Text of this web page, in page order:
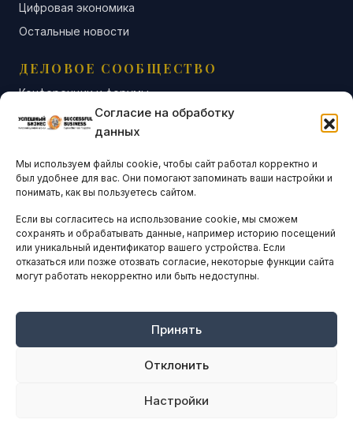
Согласие на обработку
данных
Мы используем файлы cookie, чтобы сайт работал корректно и
был удобнее для вас. Они помогают запоминать ваши настройки и
понимать, как вы пользуетесь сайтом.
Если вы согласитесь на использование cookie, мы сможем
сохранять и обрабатывать данные, например историю посещений
или уникальный идентификатор вашего устройства. Если
отказаться или позже отозвать согласие, некоторые функции сайта
могут работать некорректно или быть недоступны.
Принять
Отклонить
Настройки
Цифровая экономика
Остальные новости
ДЕЛОВОЕ СООБЩЕСТВО
Конференции и форумы
Бизнес-клубы и ассоциации
Остальные новости
АНАЛИТИКА И СТАТИСТИКА
ARTICLES IN ENGLISH
НАВИГАЦИЯ
Оплата онлайн